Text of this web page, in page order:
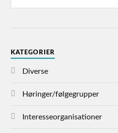
KATEGORIER
Diverse
Høringer/følgegrupper
Interesseorganisationer